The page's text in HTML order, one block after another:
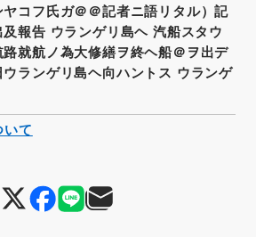
コフ氏ガ＠＠記者ニ語リタル）記
報告 ウランゲリ島ヘ 汽船スタウ
就航ノ為大修繕ヲ終ヘ船＠ヲ出デ
ランゲリ島ヘ向ハントス ウランゲ
いて